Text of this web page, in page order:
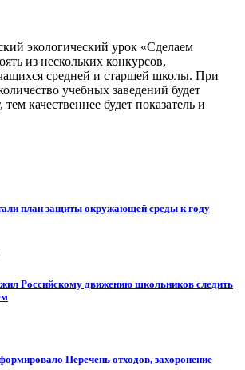
экологический урок «Сделаем
из нескольких конкурсов,
средней и старшей школы. При
учебных заведений будет
качественнее будет показатель и
план защиты окружающей среды к году
Российскому движению школьников следить
Перечень отходов, захоронение